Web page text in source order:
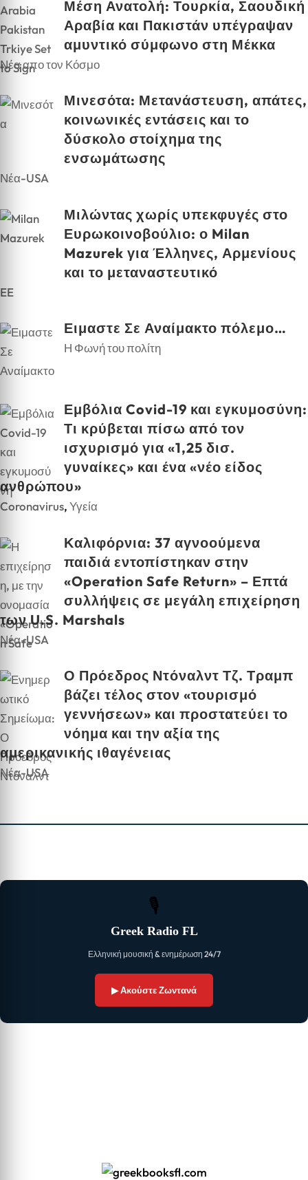
Μέση Ανατολή: Τουρκία, Σαουδική
Αραβία και Πακιστάν υπέγραψαν
αμυντικό σύμφωνο στη Μέκκα
Νέα απο τον Κόσμο
Μινεσότα: Μετανάστευση, απάτες,
κοινωνικές εντάσεις και το
δύσκολο στοίχημα της
ενσωμάτωσης
Νέα-USA
Μιλώντας χωρίς υπεκφυγές στο
Ευρωκοινοβούλιο: ο Milan
Mazurek για Έλληνες, Αρμενίους
και το μεταναστευτικό
EE
Ειμαστε Σε Αναίμακτο πόλεμο…
Η Φωνή του πολίτη
Εμβόλια Covid-19 και εγκυμοσύνη:
Τι κρύβεται πίσω από τον
ισχυρισμό για «1,25 δισ.
γυναίκες» και ένα «νέο είδος
ανθρώπου»
Coronavirus,Υγεία
Καλιφόρνια: 37 αγνοούμενα
παιδιά εντοπίστηκαν στην
«Operation Safe Return» – Επτά
συλλήψεις σε μεγάλη επιχείρηση
των U.S. Marshals
Νέα-USA
Ο Πρόεδρος Ντόναλντ Τζ. Τραμπ
βάζει τέλος στον «τουρισμό
γεννήσεων» και προστατεύει το
νόημα και την αξία της
αμερικανικής ιθαγένειας
Νέα-USA
🎙
Greek Radio FL
Ελληνική μουσική & ενημέρωση 24/7
▶ Ακούστε Ζωντανά